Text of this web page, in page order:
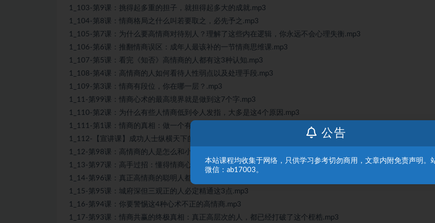
1_103-第9课：挑得起多重的担子，就担得起多大的成就.mp3
1_104-第8课：情商格局之什么叫若要取之，必先予之.mp3
1_105-第7课：为什么要高情商对待别人？理解了这些内在逻辑，你永远不会心理失衡.mp3
1_106-第6课：推翻情商误区：成年人最该补的一节情商思维课.mp3
1_107-第5课：看完《知否》高情商的人都有这3种认知.mp3
1_108-第4课：高情商的人如何看待人性弱点以及处理手段.mp3
1_109-第3课：情商有段位，你在哪一层？.mp3
1_11-第99课：情商心术的最高境界就是做到这7个字.mp3
1_110-第2课：为什么有些人情商低到令人发指，大多是这4个原因.mp3
1_111-第1课：情商的真相：做一个有手段的好人.mp3
1_112-【宣讲课】成功人士纵横天下的情商秘术.mp3
1_12-第98课：高情商的人是怎么和小人打交道的？.mp3
1_13-第97课：高手过招：懂得情商心术，就能不战而屈人之兵.mp3
1_14-第96课：真正高情商的聪明人都是如何收买人心的？.mp3
1_15-第95课：城府深但三观正的人必定精通这3点.mp3
1_16-第94课：你要警惕这4种心术不正的高情商.mp3
1_17-第93课：情商共赢的终极真相：真正高层次的人，都已经打破了这个桎梏.mp3
公告
本站课程均收集于网络，只供学习参考切勿商用，文章内附免责声明。
微信：ab17003。